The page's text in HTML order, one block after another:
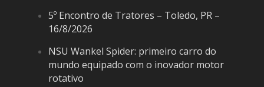
5º Encontro de Tratores – Toledo, PR –
16/8/2026
NSU Wankel Spider: primeiro carro do
mundo equipado com o inovador motor
rotativo